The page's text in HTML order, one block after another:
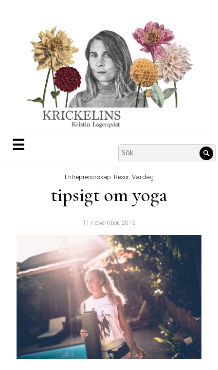
☰
Search
for:
Entreprenörskap Resor, Vardag
tipsigt om yoga
11 november, 2015